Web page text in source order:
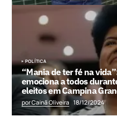
POLÍTICA
“Mania de ter fé na
emociona a todos
eleitos em Campina
por Cainã Oliveira 18/12/2024